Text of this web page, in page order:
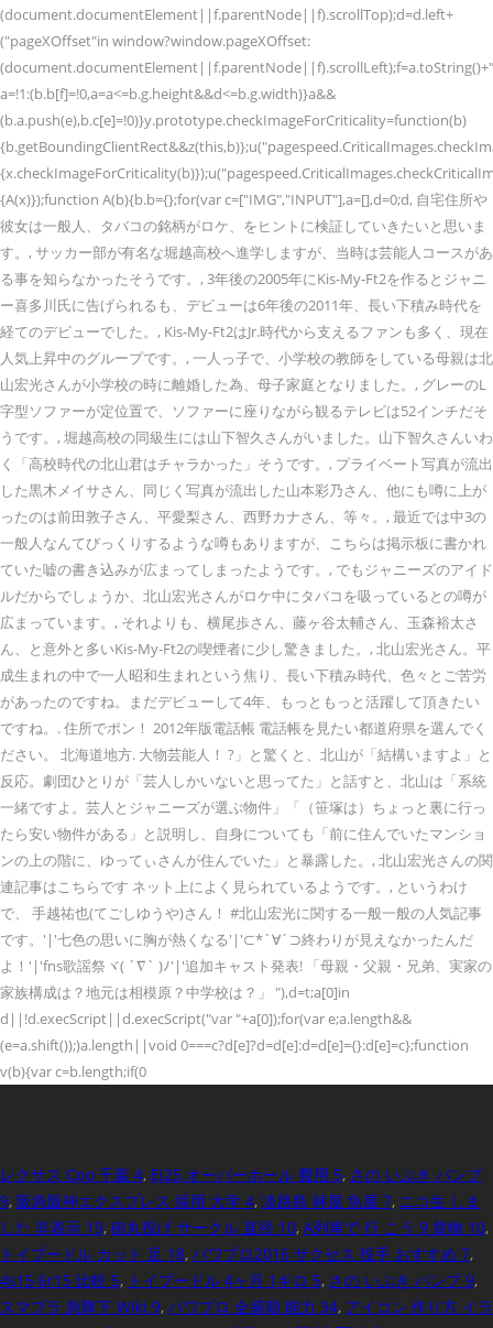
(document.documentElement||f.parentNode||f).scrollTop);d=d.left+
("pageXOffset"in window?window.pageXOffset:
a=!1:(b.b[f]=!0,a=a<=b.g.height&&d<=b.g.width)}a&&
(b.a.push(e),b.c[e]=!0)}y.prototype.checkImageForCriticality=function(b)
{A(x)});function A(b){b.b={};for(var c=["IMG","INPUT"],a=[],d=0;d, 自宅住所や
彼女は一般人、タバコの銘柄がロケ、をヒントに検証していきたいと思いま
す。, サッカー部が有名な堀越高校へ進学しますが、当時は芸能人コースがあ
る事を知らなかったそうです。, 3年後の2005年にKis-My-Ft2を作るとジャニ
ー喜多川氏に告げられるも、デビューは6年後の2011年、長い下積み時代を
経てのデビューでした。, Kis-My-Ft2はJr.時代から支えるファンも多く、現在
人気上昇中のグループです。, 一人っ子で、小学校の教師をしている母親は北
山宏光さんが小学校の時に離婚した為、母子家庭となりました。, グレーのL
字型ソファーが定位置で、ソファーに座りながら観るテレビは52インチだそ
うです。, 堀越高校の同級生には山下智久さんがいました。山下智久さんいわ
く「高校時代の北山君はチャラかった」そうです。, プライベート写真が流出
した黒木メイサさん、同じく写真が流出した山本彩乃さん、他にも噂に上が
ったのは前田敦子さん、平愛梨さん、西野カナさん、等々。, 最近では中3の
一般人なんてびっくりするような噂もありますが、こちらは掲示板に書かれ
ていた嘘の書き込みが広まってしまったようです。, でもジャニーズのアイド
ルだからでしょうか、北山宏光さんがロケ中にタバコを吸っているとの噂が
広まっています。, それよりも、横尾歩さん、藤ヶ谷太輔さん、玉森裕太さ
ん、と意外と多いKis-My-Ft2の喫煙者に少し驚きました。, 北山宏光さん。平
成生まれの中で一人昭和生まれという焦り、長い下積み時代、色々とご苦労
があったのですね。まだデビューして4年、もっともっと活躍して頂きたい
ですね。. 住所でポン！ 2012年版電話帳 電話帳を見たい都道府県を選んでく
ださい。 北海道地方. 大物芸能人！ ?」と驚くと、北山が「結構いますよ」と
反応。劇団ひとりが「芸人しかいないと思ってた」と話すと、北山は「系統
一緒ですよ。芸人とジャニーズが選ぶ物件」「（笹塚は）ちょっと裏に行っ
たら安い物件がある」と説明し、自身についても「前に住んでいたマンショ
ンの上の階に、ゆってぃさんが住んでいた」と暴露した。, 北山宏光さんの関
連記事はこちらです ネット上によく見られているようです。, というわけ
で、 手越祐也(てごしゆうや)さん！ #北山宏光に関する一般一般の人気記事
です。'|'七色の思いに胸が熱くなる'|'⊂*`∀´⊃終わりが見えなかったんだ
よ！'|'fns歌謡祭ヾ( ´∇` )ﾉ'|'追加キャスト発表! 「母親・父親・兄弟、実家の
家族構成は？地元は相模原？中学校は？」 "),d=t;a[0]in
d||!d.execScript||d.execScript("var "+a[0]);for(var e;a.length&&
(e=a.shift());)a.length||void 0===c?d[e]?d=d[e]:d=d[e]={}:d[e]=c};function
v(b){var c=b.length;if(0
レクサス Cpo 千葉 4, Ej25 オーバーホール 費用 5, さの いぶき バンプ
9, 阪急阪神エクスプレス 採用 大学 4, 淡路島 林屋 魚屋 7, ニコ生 しま
した 非表示 19, 砲丸投げ サークル 直径 10, A列車で 行 こう 9 貨物 10,
トイプードル カット 足 18, パワプロ2016 サクセス 投手 おすすめ 7,
4s15 6r15 比較 5, トイプードル 4ヶ月 1キロ 5, さの いぶき バンプ 9,
スマブラ 急降下 Wiki 9, パワプロ 全盛期 能力 34, アイコン 作り方 イラ